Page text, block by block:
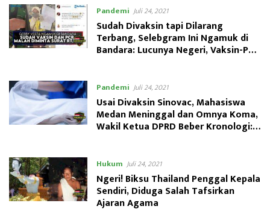
Pandemi Juli 24, 2021
Sudah Divaksin tapi Dilarang
Terbang, Selebgram Ini Ngamuk di
Bandara: Lucunya Negeri, Vaksin-PCR
Pandemi Juli 24, 2021
Usai Divaksin Sinovac, Mahasiswa
Medan Meninggal dan Omnya Koma,
Wakil Ketua DPRD Beber Kronologi:
Hukum Juli 24, 2021
Ngeri! Biksu Thailand Penggal Kepala
Sendiri, Diduga Salah Tafsirkan
Ajaran Agama